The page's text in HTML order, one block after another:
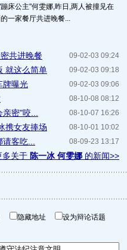
床公主"何雯娜,昨日,两人被撞见在
一家餐厅共进晚餐...
09-02-03 09:24
共进晚餐
09-02-03 09:18
就这么简单
09-02-03 09:06
牌曝光
08-10-08 08:12
08-10-07 16:26
密"咬...
08-10-01 10:02
携女友捧场
08-09-23 13:17
客吃...
多关于 陈一冰 何雯娜 的新闻>>
隐藏地址 设为辩论话题